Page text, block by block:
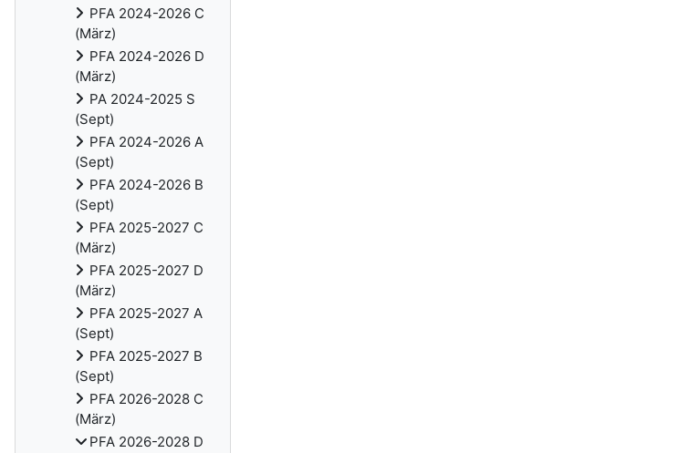
PFA 2024-2026 C
(März)
PFA 2024-2026 D
(März)
PA 2024-2025 S
(Sept)
PFA 2024-2026 A
(Sept)
PFA 2024-2026 B
(Sept)
PFA 2025-2027 C
(März)
PFA 2025-2027 D
(März)
PFA 2025-2027 A
(Sept)
PFA 2025-2027 B
(Sept)
PFA 2026-2028 C
(März)
PFA 2026-2028 D